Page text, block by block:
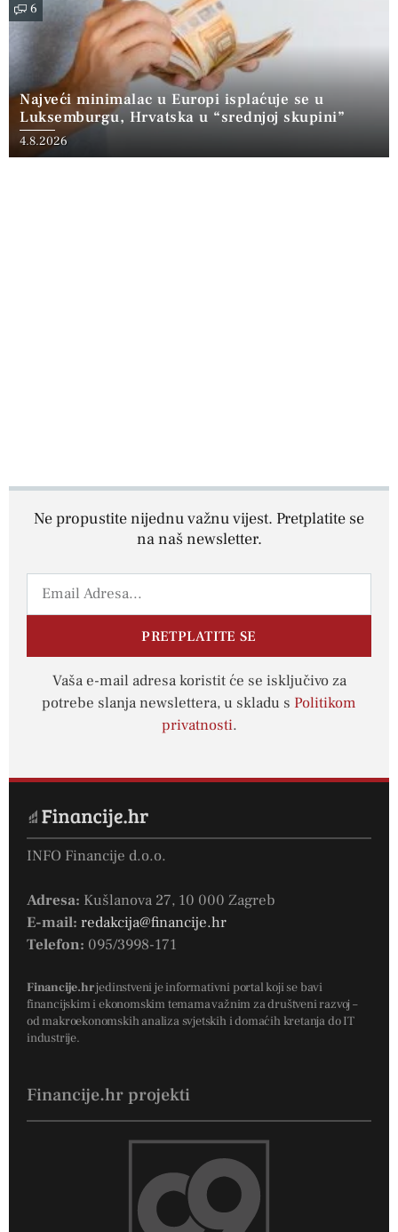
6
Najveći minimalac u Europi isplaćuje se u
Luksemburgu, Hrvatska u “srednjoj skupini”
4.8.2026
Ne propustite nijednu važnu vijest. Pretplatite se
na naš newsletter.
PRETPLATITE SE
Vaša e-mail adresa koristit će se isključivo za
potrebe slanja newslettera, u skladu s Politikom
privatnosti.
INFO Financije d.o.o.
Adresa: Kušlanova 27, 10 000 Zagreb
E-mail: redakcija@financije.hr
Telefon: 095/3998-171
Financije.hrjedinstveni je informativni portal koji se bavi
financijskim i ekonomskim temama važnim za društveni razvoj –
od makroekonomskih analiza svjetskih i domaćih kretanja do IT
industrije.
Financije.hr projekti